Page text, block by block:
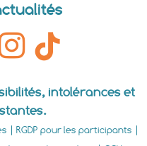
intolérances et
RGDP pour les participants